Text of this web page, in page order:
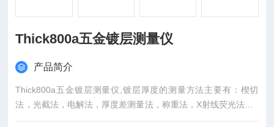
Thick800a五金镀层测量仪
产品简介
Thick800a五金镀层测量仪,镀层厚度的测量方法主要有：楔切
法，光截法，电解法，厚度差测量法，称重法，X射线荧光法，β
射线反向散射法，电容法、磁性测量法及涡流测量法等等。这些